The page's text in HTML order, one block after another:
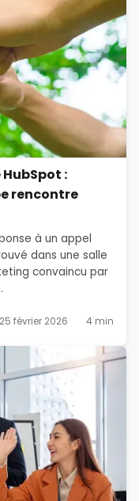
:
rencontre
à un appel
dans une salle
convaincu par
février 2026 4 min